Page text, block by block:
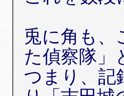
兎に角も、
た偵察隊」
つまり、記